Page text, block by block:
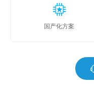
国产化方案